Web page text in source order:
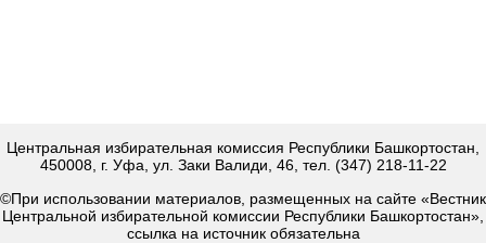
Центральная избирательная комиссия Республики Башкортостан,
450008, г. Уфа, ул. Заки Валиди, 46, тел. (347) 218-11-22
©При использовании материалов, размещенных на сайте «Вестник
Центральной избирательной комиссии Республики Башкортостан»,
ссылка на источник обязательна